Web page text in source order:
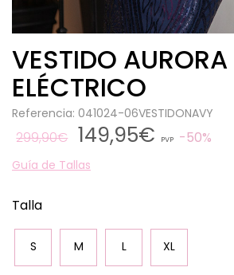
VESTIDO AURORA
ELÉCTRICO
Referencia: 041024-06VESTIDONAVY
299,90€ 149,95€ PVP 50%
Guía de Tallas
Talla
S M L XL